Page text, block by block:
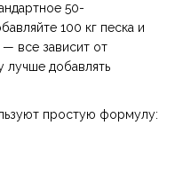
50-
100 кг песка и
все зависит от
лучше добавлять
простую формулу: